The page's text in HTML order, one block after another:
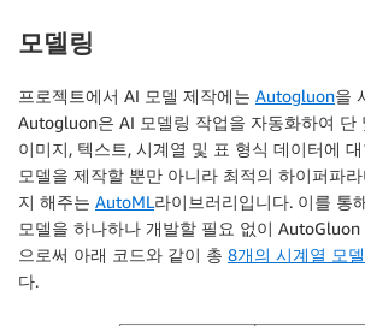
모델링
프로젝트에서 AI 모델 제작에는 Autogluon을
Autogluon은 AI 모델링 작업을 자동화하여 단
이미지, 텍스트, 시계열 및 표 형식 데이터에
모델을 제작할 뿐만 아니라 최적의 하이퍼파
지 해주는 AutoML라이브러리입니다. 이를 통
모델을 하나하나 개발할 필요 없이
으로써 아래 코드와 같이 총 8개의 시계열 모델
다.